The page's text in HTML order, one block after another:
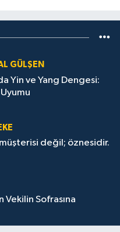
GÜLŞEN
Yin ve Yang Dengesi:
değil; öznesidir.
Sofrasına